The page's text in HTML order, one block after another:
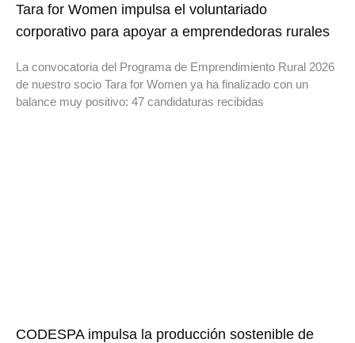
Tara for Women impulsa el voluntariado
corporativo para apoyar a emprendedoras rurales
La convocatoria del Programa de Emprendimiento Rural 2026
de nuestro socio Tara for Women ya ha finalizado con un
balance muy positivo: 47 candidaturas recibidas
CODESPA impulsa la producción sostenible de